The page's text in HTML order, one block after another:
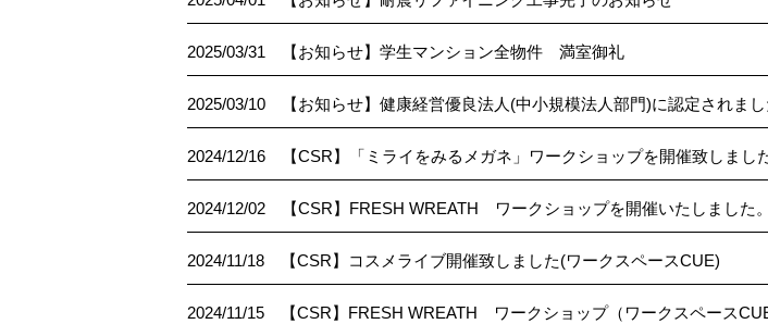
2025/03/31 【お知らせ】学生マンション全物件 満室御礼
2025/03/10 【お知らせ】健康経営優良法人(中小規模法人部門)に認定されまし
2024/12/16 【CSR】「ミライをみるメガネ」ワークショップを開催致しまし
2024/12/02 【CSR】FRESH WREATH ワークショップを開催いたしました
2024/11/18 【CSR】コスメライブ開催致しました(ワークスペースCUE)
2024/11/15 【CSR】FRESH WREATH ワークショップ（ワークスペースCUE